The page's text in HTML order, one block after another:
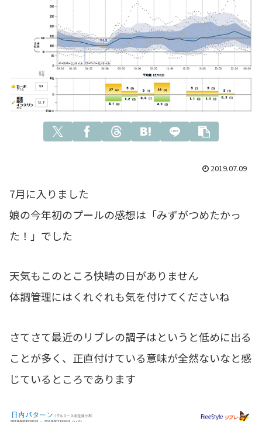
2019.07.09
7月に入りました
娘の今年初のプールの感想は「みずがつめたかっ
た！」でした
天気もこのところ快晴の日がありません
体調管理にはくれぐれも気を付けてくださいね
さてさて最近のリブレの調子はというと低めに出る
ことが多く、正直付けている意味が全然ないなと感
じているところであります